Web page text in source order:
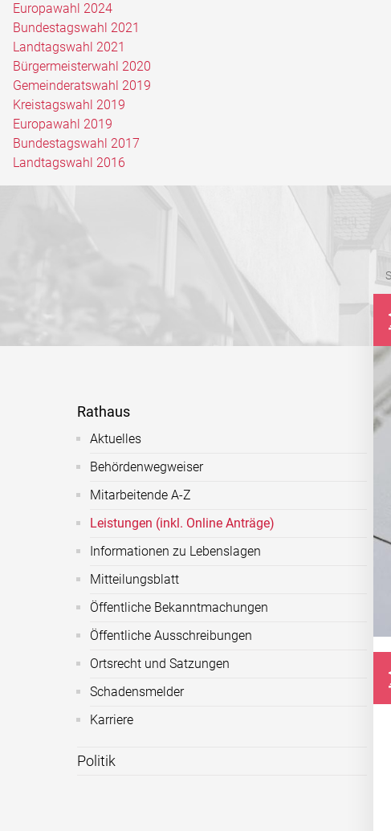
Europawahl 2024
Bundestagswahl 2021
Landtagswahl 2021
Bürgermeisterwahl 2020
Gemeinderatswahl 2019
Kreistagswahl 2019
Europawahl 2019
Bundestagswahl 2017
Landtagswahl 2016
Rathaus
Aktuelles
Behördenwegweiser
Mitarbeitende A-Z
Leistungen (inkl. Online Anträge)
Informationen zu Lebenslagen
Mitteilungsblatt
Öffentliche Bekanntmachungen
Öffentliche Ausschreibungen
Ortsrecht und Satzungen
Schadensmelder
Karriere
Politik